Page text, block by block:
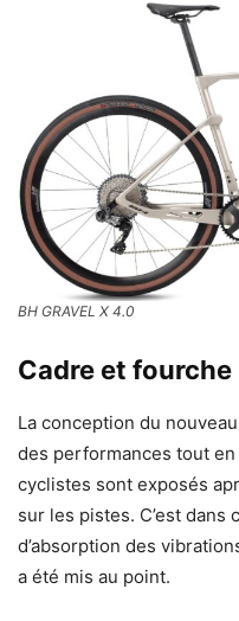
BH GRAVEL X 4.0
Cadre et fourche
La conception du
des performances tout
cyclistes sont exposés
sur les pistes. C’est
d’absorption des
a été mis au point.